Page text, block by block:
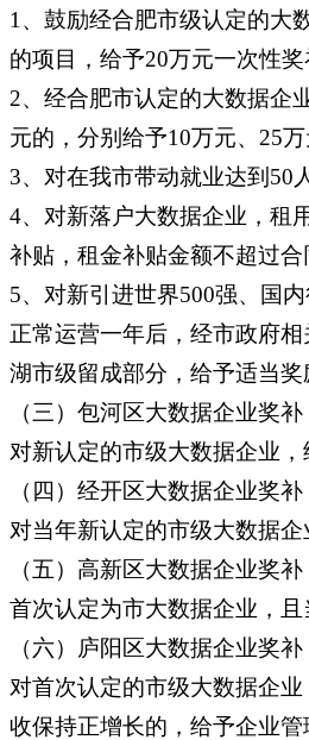
1、鼓励经合肥市级认定的大
的项目，给予20万元一次性奖
2、经合肥市认定的大数据企
元的，分别给予10万元、25
3、对在我市带动就业达到50
4、对新落户大数据企业，租
补贴，租金补贴金额不超过
5、对新引进世界500强、国
正常运营一年后，经市政府
湖市级留成部分，给予适当奖
（三）包河区大数据企业奖补
对新认定的市级大数据企业
（四）经开区大数据企业奖补
对当年新认定的市级大数据
（五）高新区大数据企业奖补
首次认定为市大数据企业，
（六）庐阳区大数据企业奖补
对首次认定的市级大数据企
收保持正增长的，给予企业